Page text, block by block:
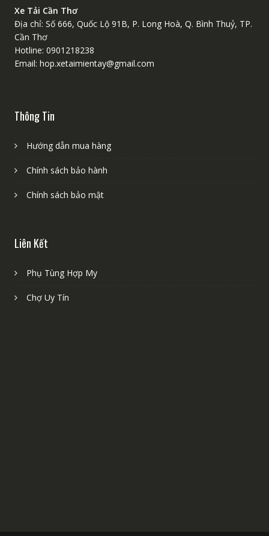
Xe Tải Cần Thơ
Địa chỉ: Số 666, Quốc Lộ 91B, P. Long Hoà, Q. Bình Thuỷ, TP.
Cần Thơ
Hotline: 0901218238
Email: hop.xetaimientay@gmail.com
Thông Tin
Hướng dẫn mua hàng
Chính sách bảo hành
Chính sách bảo mật
Liên Kết
Phụ Tùng Hợp My
Chợ Uy Tín